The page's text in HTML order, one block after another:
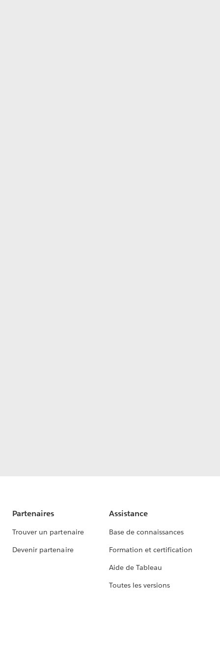
Partenaires
Trouver un partenaire
Devenir partenaire
Assistance
Base de connaissances
Formation et certification
Aide de Tableau
Toutes les versions